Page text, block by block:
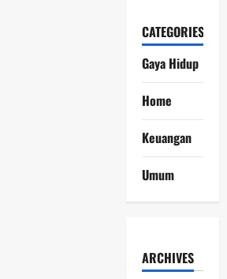
CATEGORIES
Gaya Hidup
Home
Keuangan
Umum
ARCHIVES